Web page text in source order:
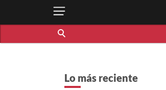
Lo más reciente